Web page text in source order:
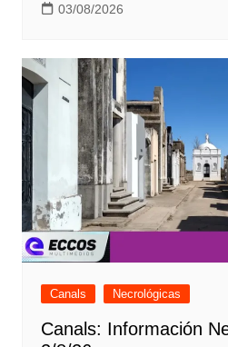
03/08/2026
Canals Necrológicas
Canals: Información